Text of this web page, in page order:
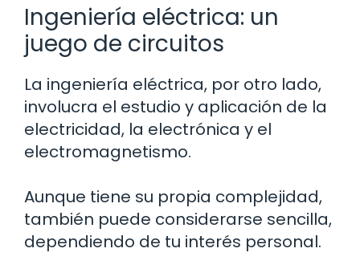
Ingeniería eléctrica: un
juego de circuitos
La ingeniería eléctrica, por otro lado,
involucra el estudio y aplicación de la
electricidad, la electrónica y el
electromagnetismo.
Aunque tiene su propia complejidad,
también puede considerarse sencilla,
dependiendo de tu interés personal.